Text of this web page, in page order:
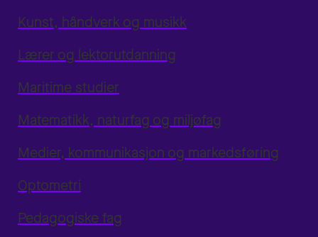
Kunst, håndverk og musikk
Lærer og lektorutdanning
Maritime studier
Matematikk, naturfag og miljøfag
Medier, kommunikasjon og markedsføring
Optometri
Pedagogiske fag